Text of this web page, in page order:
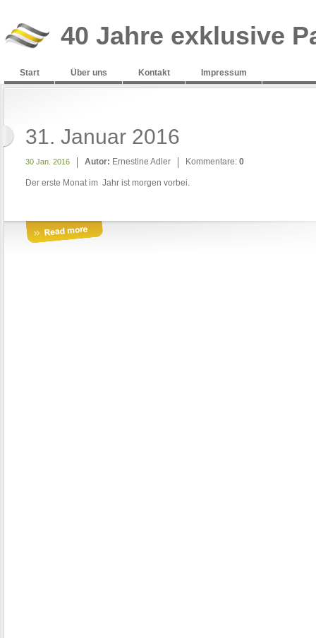
40 Jahre exklusive
Start Über uns Kontakt Impressum
31. Januar 2016
30 Jan. 2016 Autor: Ernestine Adler Kommentare: 0
Der erste Monat im Jahr ist morgen vorbei.